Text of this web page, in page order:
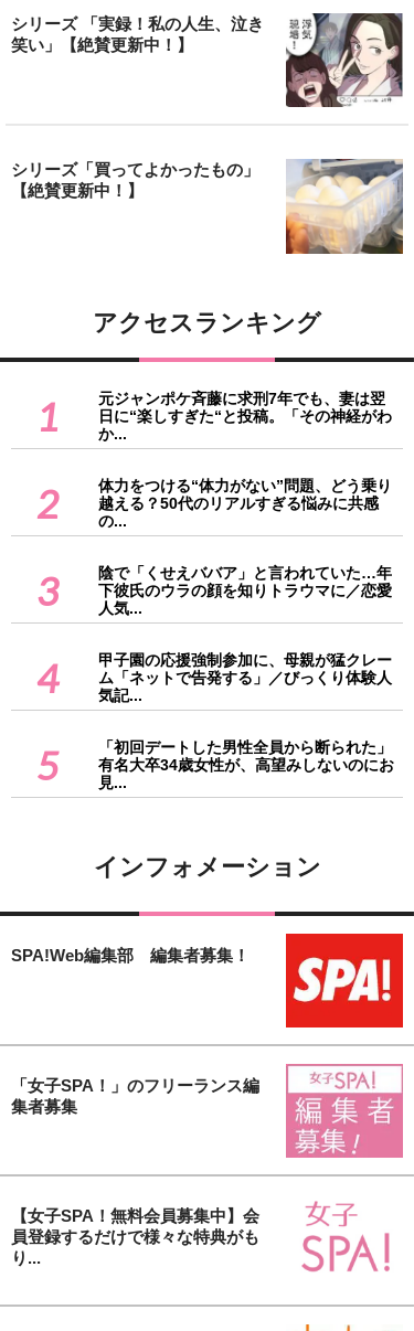
シリーズ 「実録！私の人生、泣き
笑い」【絶賛更新中！】
シリーズ「買ってよかったもの」
【絶賛更新中！】
アクセスランキング
1
元ジャンポケ斉藤に求刑7年でも、妻は翌
日に“楽しすぎた“と投稿。「その神経がわ
か...
2
体力をつける“体力がない”問題、どう乗り
越える？50代のリアルすぎる悩みに共感
の...
3
陰で「くせえババア」と言われていた…年
下彼氏のウラの顔を知りトラウマに／恋愛
人気...
4
甲子園の応援強制参加に、母親が猛クレー
ム「ネットで告発する」／びっくり体験人
気記...
5
「初回デートした男性全員から断られた」
有名大卒34歳女性が、高望みしないのにお
見...
インフォメーション
SPA!Web編集部 編集者募集！
「女子SPA！」のフリーランス編
集者募集
【女子SPA！無料会員募集中】会
員登録するだけで様々な特典がも
り...